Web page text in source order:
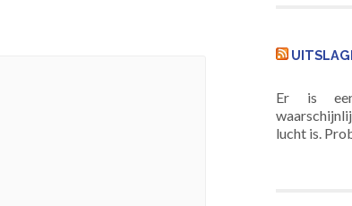
Er is
lucht is.